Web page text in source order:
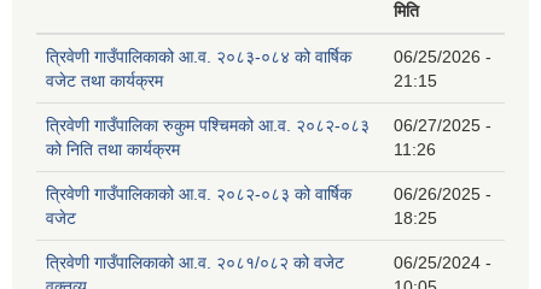
मिति
त्रिवेणी गाउँपालिकाको आ.व. २०८३-०८४ को वार्षिक
वजेट तथा कार्यक्रम
06/25/2026 -
21:15
त्रिवेणी गाउँपालिका रुकुम पश्‍चिमको आ.व. २०८२-०८३
को निति तथा कार्यक्रम
06/27/2025 -
11:26
त्रिवेणी गाउँपालिकाको आ.व. २०८२-०८३ को वार्षिक
वजेट
06/26/2025 -
18:25
त्रिवेणी गाउँपालिकाको आ.व. २०८१/०८२ को वजेट
06/25/2024 -